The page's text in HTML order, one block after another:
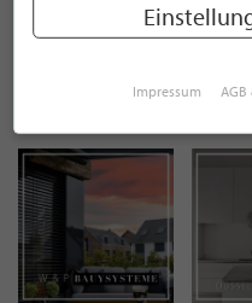
Impressum AGB